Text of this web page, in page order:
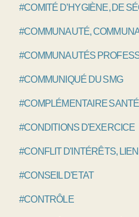
#COMITÉ D’HYGIÈNE, DE
#COMMUNAUTÉ,
#COMMUNAUTÉS
#COMMUNIQUÉ DU SMG
#COMPLÉMENTAIRE SANTÉ
#CONDITIONS D'EXERCICE
#CONFLIT D'INTÉRÊTS,
#CONSEIL D'ETAT
#CONTRÔLE